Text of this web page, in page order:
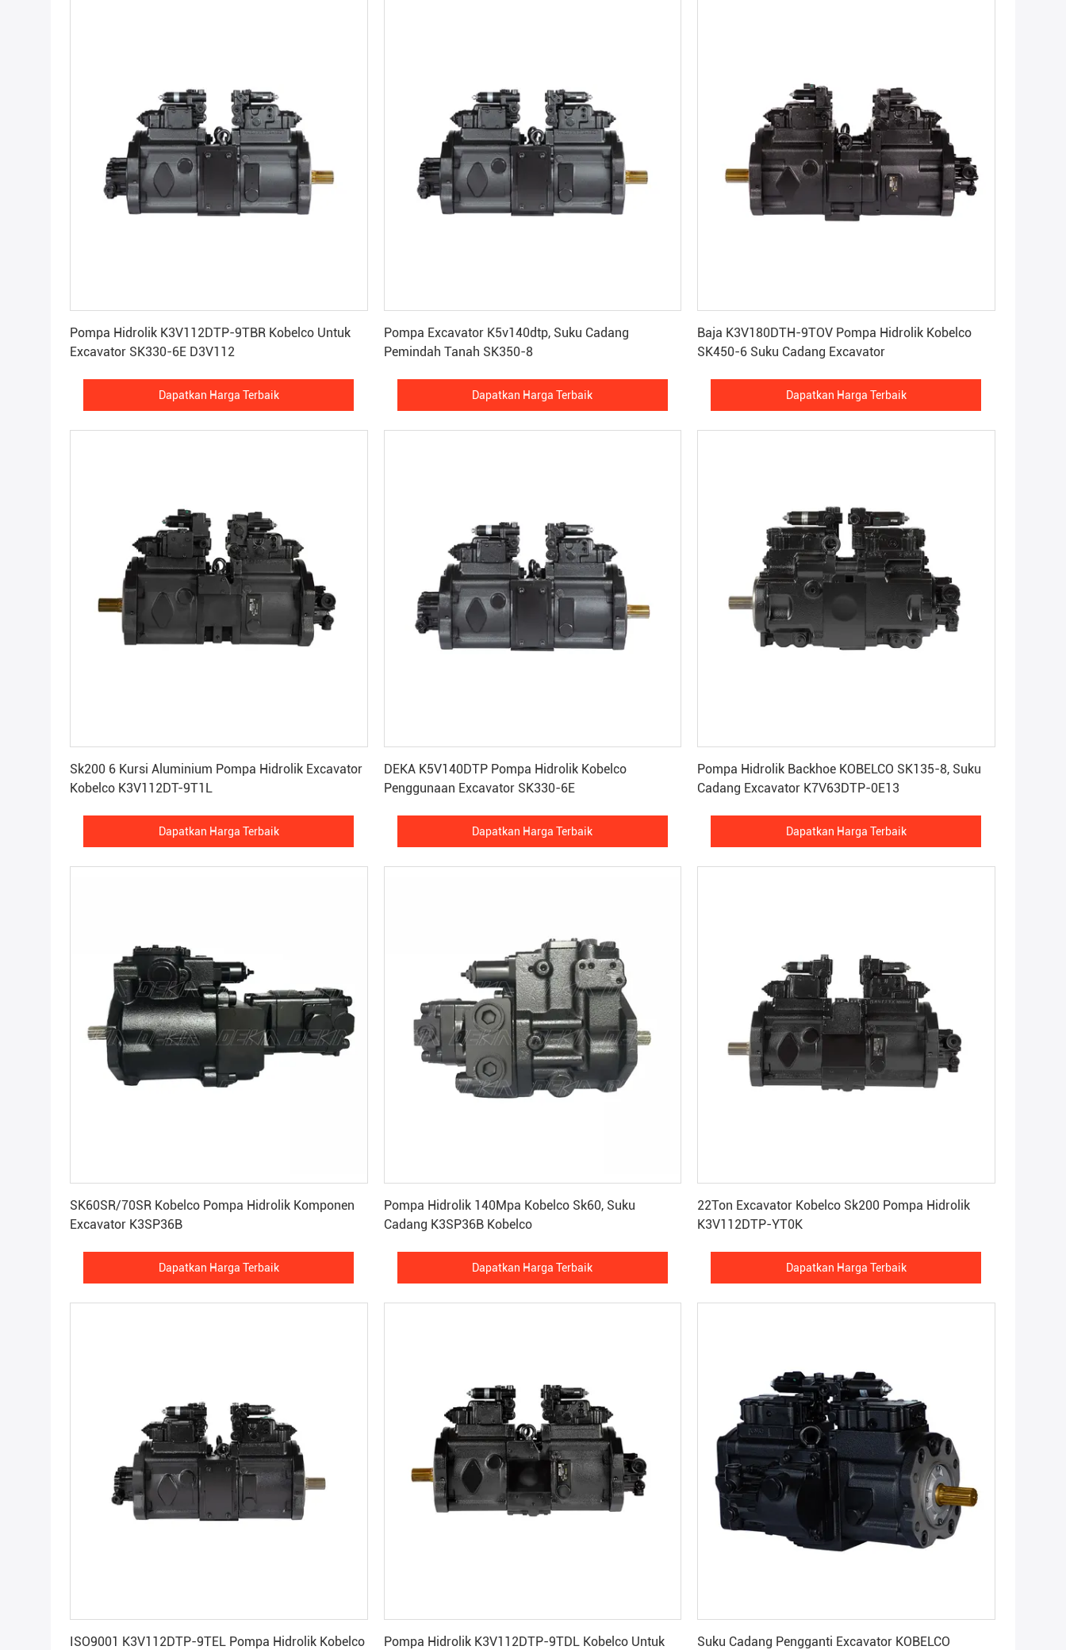
Pompa Hidrolik K3V112DTP-9TBR Kobelco Untuk
Excavator SK330-6E D3V112
Dapatkan Harga Terbaik
Pompa Excavator K5v140dtp, Suku Cadang
Pemindah Tanah SK350-8
Dapatkan Harga Terbaik
Baja K3V180DTH-9TOV Pompa Hidrolik Kobelco
SK450-6 Suku Cadang Excavator
Dapatkan Harga Terbaik
Sk200 6 Kursi Aluminium Pompa Hidrolik Excavator
Kobelco K3V112DT-9T1L
Dapatkan Harga Terbaik
DEKA K5V140DTP Pompa Hidrolik Kobelco
Penggunaan Excavator SK330-6E
Dapatkan Harga Terbaik
Pompa Hidrolik Backhoe KOBELCO SK135-8, Suku
Cadang Excavator K7V63DTP-0E13
Dapatkan Harga Terbaik
SK60SR/70SR Kobelco Pompa Hidrolik Komponen
Excavator K3SP36B
Dapatkan Harga Terbaik
Pompa Hidrolik 140Mpa Kobelco Sk60, Suku
Cadang K3SP36B Kobelco
Dapatkan Harga Terbaik
22Ton Excavator Kobelco Sk200 Pompa Hidrolik
K3V112DTP-YT0K
Dapatkan Harga Terbaik
ISO9001 K3V112DTP-9TEL Pompa Hidrolik Kobelco
Pompa Hidrolik K3V112DTP-9TDL Kobelco Untuk
Suku Cadang Pengganti Excavator KOBELCO